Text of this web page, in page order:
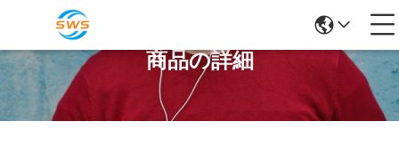
商品の詳細